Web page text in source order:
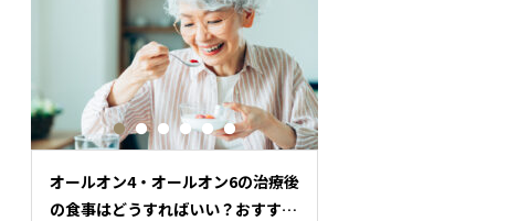
オールオン4・オールオン6の治療後
の食事はどうすればいい？おすすめ